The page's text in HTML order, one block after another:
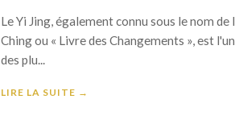
Le Yi Jing, également connu sous le nom de I
Ching ou « Livre des Changements », est l'un
des plu...
LIRE LA SUITE →